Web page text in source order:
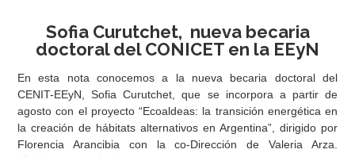
Sofia Curutchet, nueva becaria
doctoral del CONICET en la EEyN
En esta nota conocemos a la nueva becaria doctoral del
CENIT-EEyN, Sofia Curutchet, que se incorpora a partir de
agosto con el proyecto “Ecoaldeas: la transición energética en
la creación de hábitats alternativos en Argentina”, dirigido por
Florencia Arancibia con la co-Dirección de Valeria Arza.